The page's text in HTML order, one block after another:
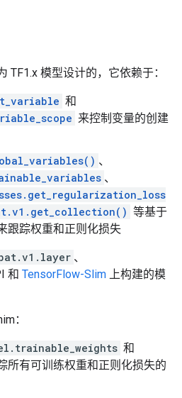
TF1.x 模型设计的，它依赖于：
和
来控制变量的创建
、
、
等基于
跟踪权重和正则化损失
、
和 TensorFlow-Slim 上构建的模
：
和
所有可训练权重和正则化损失的